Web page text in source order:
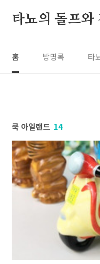
타뇨의 돌프와
홈 방명록 타
쿡 아일랜드 14